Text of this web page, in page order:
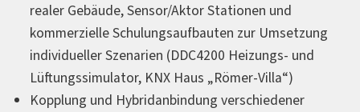
realer Gebäude, Sensor/Aktor Stationen und
kommerzielle Schulungsaufbauten zur Umsetzung
individueller Szenarien (DDC4200 Heizungs- und
Lüftungssimulator, KNX Haus „Römer-Villa“)
Kopplung und Hybridanbindung verschiedener